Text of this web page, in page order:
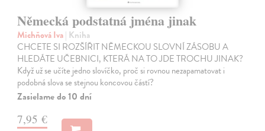
Německá podstatná jména jinak
Michňová Iva| Kniha
CHCETE SI ROZŠÍŘIT NĚMECKOU SLOVNÍ ZÁSOBU A
HLEDÁTE UČEBNICI, KTERÁ NA TO JDE TROCHU JINAK?
Když už se učíte jedno slovíčko, proč si rovnou nezapamatovat i
podobná slova se stejnou koncovou částí?
Zasielame do 10 dní
7,95 €